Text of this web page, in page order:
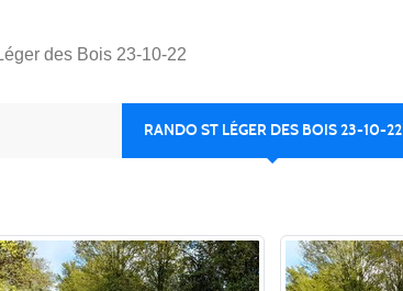
des Bois 23-10-22
RANDO ST LÉGER DES BOIS 23-10-22